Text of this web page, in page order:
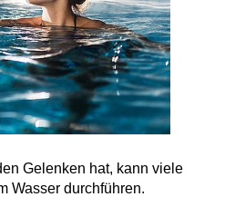
Gelenken hat, kann viele
Wasser durchführen.